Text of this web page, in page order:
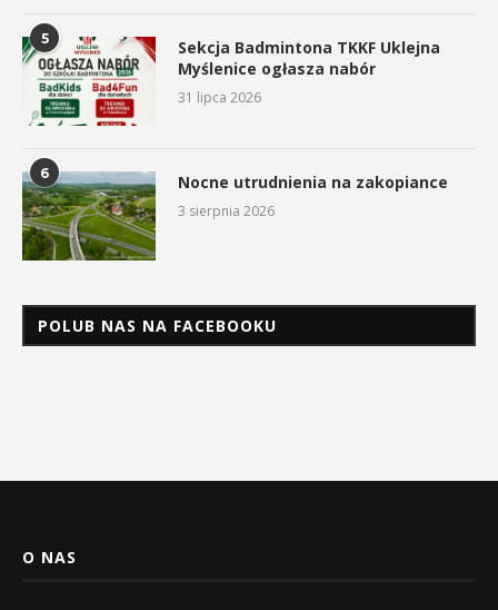
5
Sekcja Badmintona TKKF Uklejna
Myślenice ogłasza nabór
31 lipca 2026
6 Nocne utrudnienia na zakopiance
3 sierpnia 2026
POLUB NAS NA FACEBOOKU
O NAS